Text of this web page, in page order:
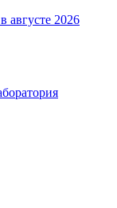
августе 2026